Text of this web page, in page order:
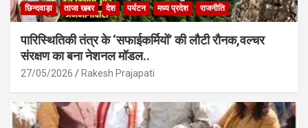
छिन्दवाड़ा ताजा खबर देश पर्यटन मध्य प्रदेश राजनीति
पारिस्थितिकी तंत्र के ‘सफाईकर्मियों’ की लौटी रौनक,वल्चर
संरक्षण का बना नेशनल मॉडल..
27/05/2026 Rakesh Prajapati